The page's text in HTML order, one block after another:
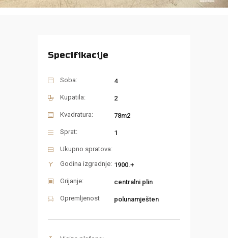
Specifikacije
Soba: 4
Kupatila: 2
Kvadratura: 78m2
Sprat: 1
Ukupno spratova:
Godina izgradnje: 1900.+
Grijanje: centralni plin
Opremljenost polunamješten